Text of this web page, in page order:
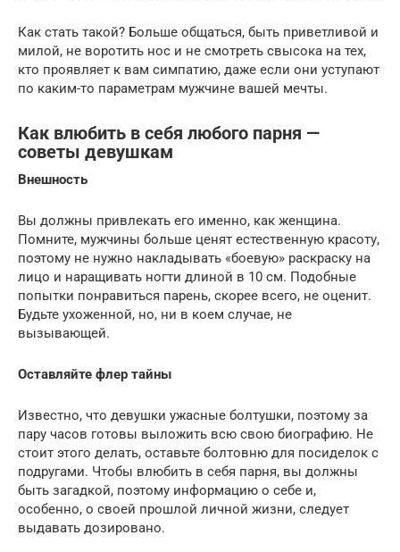
Как стать такой? Больше общаться, быть приветливой и
милой, не воротить нос и не смотреть свысока на тех,
кто проявляет к вам симпатию, даже если они уступают
по каким-то параметрам мужчине вашей мечты.
Как влюбить в себя любого парня —
советы девушкам
Внешность
Вы должны привлекать его именно, как женщина.
Помните, мужчины больше ценят естественную красоту,
поэтому не нужно накладывать «боевую» раскраску на
лицо и наращивать ногти длиной в 10 см. Подобные
попытки понравиться парень, скорее всего, не оценит.
Будьте ухоженной, но, ни в коем случае, не
вызывающей.
Оставляйте флер тайны
Известно, что девушки ужасные болтушки, поэтому за
пару часов готовы выложить всю свою биографию. Не
стоит этого делать, оставьте болтовню для посиделок с
подругами. Чтобы влюбить в себя парня, вы должны
быть загадкой, поэтому информацию о себе и,
особенно, о своей прошлой личной жизни, следует
выдавать дозировано.